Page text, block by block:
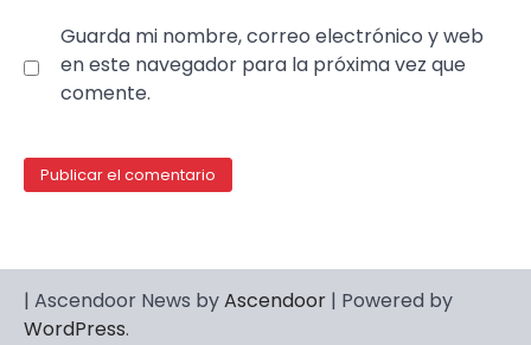
Guarda mi nombre, correo electrónico y web
en este navegador para la próxima vez que
comente.
| Ascendoor News byAscendoor | Powered by
WordPress.